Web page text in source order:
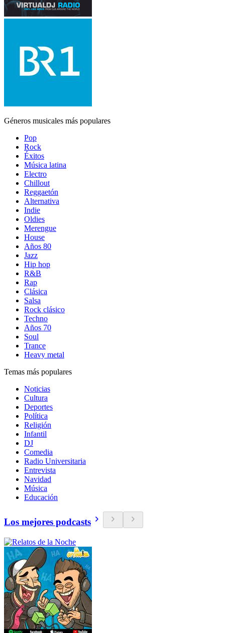
Géneros musicales más populares
Pop
Rock
Éxitos
Música latina
Electro
Chillout
Reggaetón
Alternativa
Indie
Oldies
Merengue
House
Años 80
Jazz
Hip hop
R&B
Rap
Clásica
Salsa
Rock clásico
Techno
Años 70
Soul
Trance
Heavy metal
Temas más populares
Noticias
Cultura
Deportes
Política
Religión
Infantil
DJ
Comedia
Radio Universitaria
Entrevista
Navidad
Música
Educación
Los mejores podcasts